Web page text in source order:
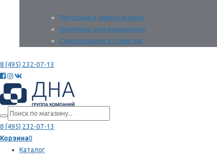
Почтовые и офисные весы
Принтеры для маркировки
Самоклеящиеся этикетки
8 (495) 232-07-13
8 (495) 232-07-13
Корзина0
Каталог